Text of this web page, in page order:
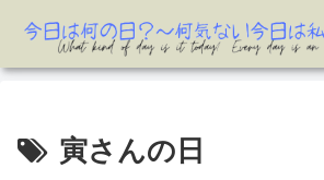
寅さんの日